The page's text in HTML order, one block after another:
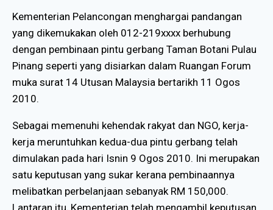
Kementerian Pelancongan menghargai pandangan
yang dikemukakan oleh 012-219xxxx berhubung
dengan pembinaan pintu gerbang Taman Botani Pulau
Pinang seperti yang disiarkan dalam Ruangan Forum
muka surat 14 Utusan Malaysia bertarikh 11 Ogos
2010.
Sebagai memenuhi kehendak rakyat dan NGO, kerja-
kerja meruntuhkan kedua-dua pintu gerbang telah
dimulakan pada hari Isnin 9 Ogos 2010. Ini merupakan
satu keputusan yang sukar kerana pembinaannya
melibatkan perbelanjaan sebanyak RM 150,000.
Lantaran itu, Kementerian telah mengambil keputusan